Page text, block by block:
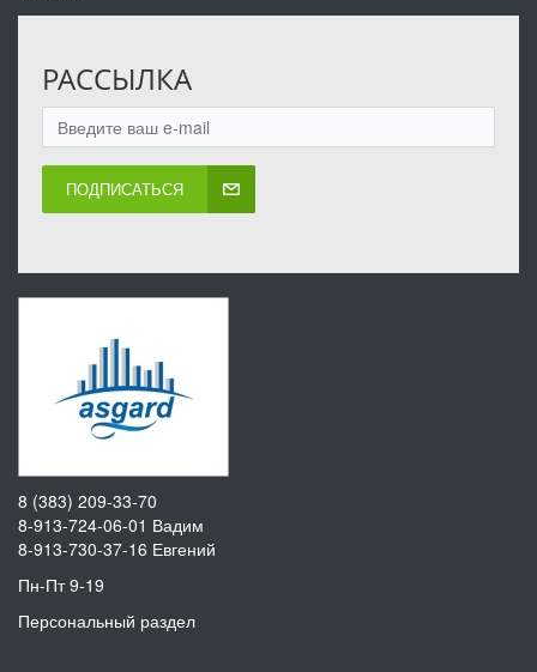
РАССЫЛКА
ПОДПИСАТЬСЯ
8 (383) 209-33-70
8-913-724-06-01 Вадим
8-913-730-37-16 Евгений
Пн-Пт 9-19
Персональный раздел